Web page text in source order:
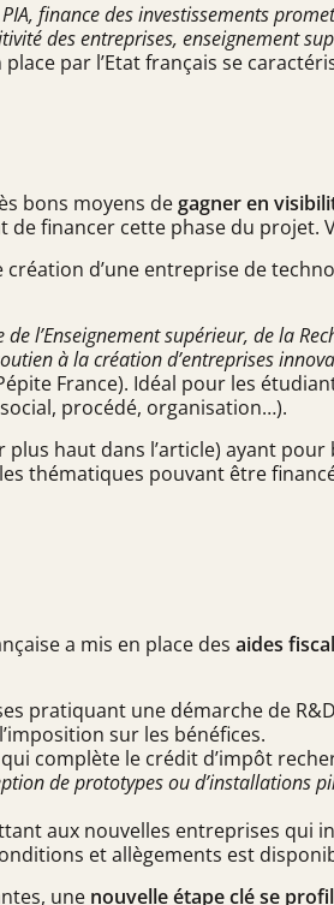
finance des investissements
des entreprises, enseignement
par l’Etat français se
bons moyens degagner en
financer cette phase du projet.
création d’une entreprise de
l’Enseignement supérieur, de la
à la création d’entreprises
France). Idéal pour les
procédé, organisation…).
plus haut dans l’article) ayant
thématiques pouvant être
a mis en place desaides
pratiquant une démarche de
sur les bénéfices.
complète le crédit d’impôt
de prototypes ou d’installations
aux nouvelles entreprises qui
et allègements est
une nouvelle étape clé se